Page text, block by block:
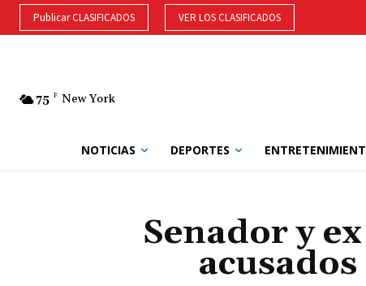
Publicar CLASIFICADOS VER LOS CLASIFICADOS
75 F New York
NOTICIAS DEPORTES
Senador y